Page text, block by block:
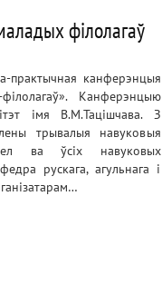
філолагаў
практычная канферэнцыя
Канферэнцыю
імя В.М.Тацішчава. З
трывалыя навуковыя
ва ўсіх навуковых
рускага, агульнага і